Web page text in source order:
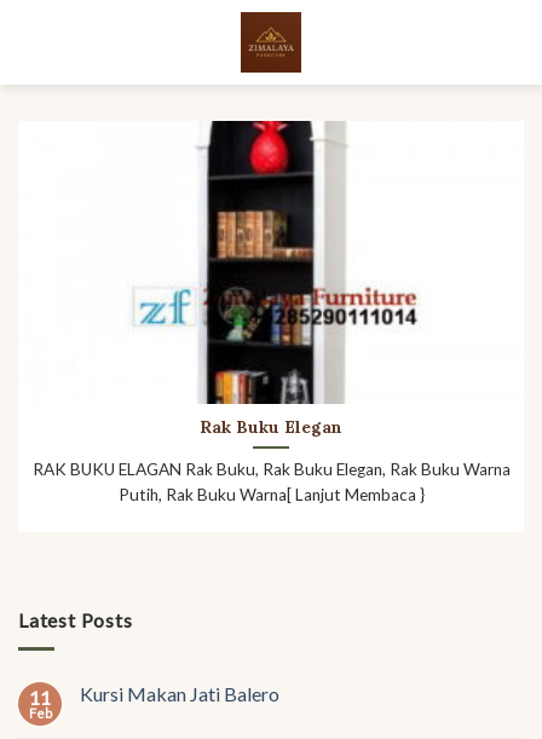
Latest Posts
11
Feb
Kursi Makan Jati Balero
Rak Buku Elegan
RAK BUKU ELAGAN Rak Buku, Rak Buku Elegan, Rak Buku Warna
Putih, Rak Buku Warna[ Lanjut Membaca }